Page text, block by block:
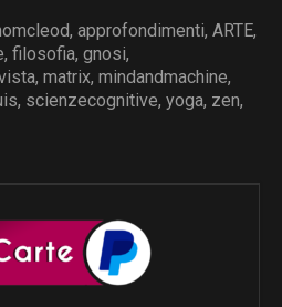
, approfondimenti, ARTE,
, filosofia, gnosi,
, matrix, mindandmachine,
, scienzecognitive, yoga, zen,